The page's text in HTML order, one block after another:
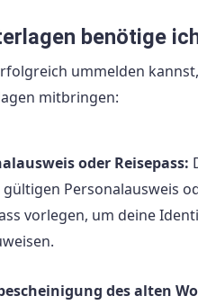
benötige
ummelden
mitbringen:
oder Reisepass:
gültigen Personalausweis
vorlegen, um deine
des alten